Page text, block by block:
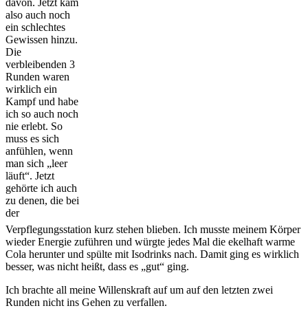
also auch noch
ein schlechtes
Gewissen hinzu.
Die
verbleibenden 3
Runden waren
wirklich ein
Kampf und habe
ich so auch noch
nie erlebt. So
muss es sich
anfühlen, wenn
man sich „leer
läuft“. Jetzt
gehörte ich auch
zu denen, die bei
der
Verpflegungsstation kurz stehen blieben. Ich musste meinem Körper
wieder Energie zuführen und würgte jedes Mal die ekelhaft warme
Cola herunter und spülte mit Isodrinks nach. Damit ging es wirklich
besser, was nicht heißt, dass es „gut“ ging.
Ich brachte all meine Willenskraft auf um auf den letzten zwei
Runden nicht ins Gehen zu verfallen.